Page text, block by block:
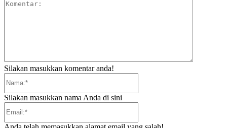
Silakan masukkan komentar anda!
Silakan masukkan nama Anda di sini